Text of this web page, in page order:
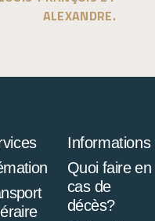
ALEXANDRE.
Informations
Quoi faire en
cas de
décès?